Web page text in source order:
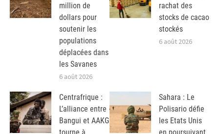
million de
dollars pour
soutenir les
populations
déplacées dans
les Savanes
6 août 2026
rachat des
stocks de cacao
stockés
6 août 2026
Centrafrique :
L’alliance entre
Bangui et AAKG
Sahara : Le
Polisario défie
les Etats Unis